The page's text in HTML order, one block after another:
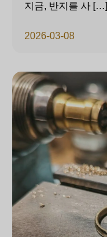
2026-03-08
지금, 반지를 사 […]